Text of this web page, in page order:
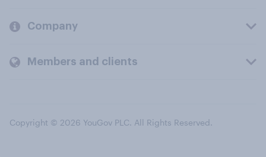
Company
Members and clients
Copyright © 2026 YouGov PLC. All Rights Reserved.